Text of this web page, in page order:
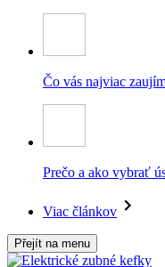
Čo vás najviac
Prečo a ako vybrať
Viac článkov
Přejít na menu